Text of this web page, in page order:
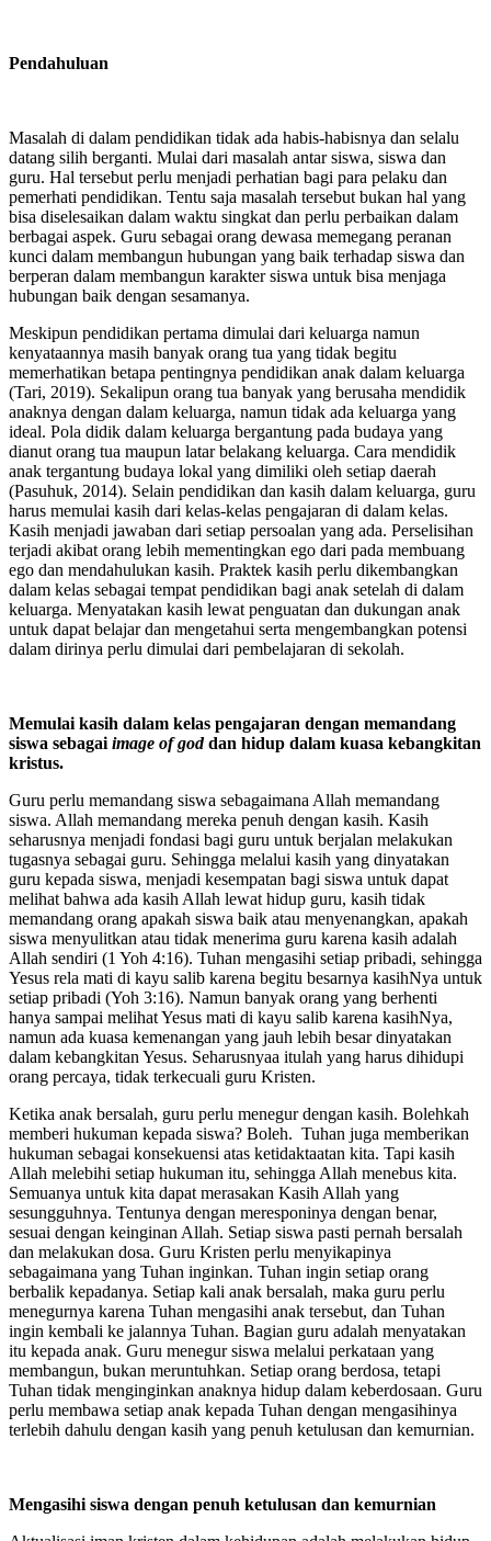
Pendahuluan
Masalah di dalam pendidikan tidak ada habis-habisnya dan selalu
datang silih berganti. Mulai dari masalah antar siswa, siswa dan
guru. Hal tersebut perlu menjadi perhatian bagi para pelaku dan
pemerhati pendidikan. Tentu saja masalah tersebut bukan hal yang
bisa diselesaikan dalam waktu singkat dan perlu perbaikan dalam
berbagai aspek. Guru sebagai orang dewasa memegang peranan
kunci dalam membangun hubungan yang baik terhadap siswa dan
berperan dalam membangun karakter siswa untuk bisa menjaga
hubungan baik dengan sesamanya.
Meskipun pendidikan pertama dimulai dari keluarga namun
kenyataannya masih banyak orang tua yang tidak begitu
memerhatikan betapa pentingnya pendidikan anak dalam keluarga
(Tari, 2019). Sekalipun orang tua banyak yang berusaha mendidik
anaknya dengan dalam keluarga, namun tidak ada keluarga yang
ideal. Pola didik dalam keluarga bergantung pada budaya yang
dianut orang tua maupun latar belakang keluarga. Cara mendidik
anak tergantung budaya lokal yang dimiliki oleh setiap daerah
(Pasuhuk, 2014). Selain pendidikan dan kasih dalam keluarga, guru
harus memulai kasih dari kelas-kelas pengajaran di dalam kelas.
Kasih menjadi jawaban dari setiap persoalan yang ada. Perselisihan
terjadi akibat orang lebih mementingkan ego dari pada membuang
ego dan mendahulukan kasih. Praktek kasih perlu dikembangkan
dalam kelas sebagai tempat pendidikan bagi anak setelah di dalam
keluarga. Menyatakan kasih lewat penguatan dan dukungan anak
untuk dapat belajar dan mengetahui serta mengembangkan potensi
dalam dirinya perlu dimulai dari pembelajaran di sekolah.
Memulai kasih dalam kelas pengajaran dengan memandang
siswa sebagai image of goddan hidup dalam kuasa kebangkitan
kristus.
Guru perlu memandang siswa sebagaimana Allah memandang
siswa. Allah memandang mereka penuh dengan kasih. Kasih
seharusnya menjadi fondasi bagi guru untuk berjalan melakukan
tugasnya sebagai guru. Sehingga melalui kasih yang dinyatakan
guru kepada siswa, menjadi kesempatan bagi siswa untuk dapat
melihat bahwa ada kasih Allah lewat hidup guru, kasih tidak
memandang orang apakah siswa baik atau menyenangkan, apakah
siswa menyulitkan atau tidak menerima guru karena kasih adalah
Allah sendiri (1 Yoh 4:16). Tuhan mengasihi setiap pribadi, sehingga
Yesus rela mati di kayu salib karena begitu besarnya kasihNya untuk
setiap pribadi (Yoh 3:16). Namun banyak orang yang berhenti
hanya sampai melihat Yesus mati di kayu salib karena kasihNya,
namun ada kuasa kemenangan yang jauh lebih besar dinyatakan
dalam kebangkitan Yesus. Seharusnyaa itulah yang harus dihidupi
orang percaya, tidak terkecuali guru Kristen.
Ketika anak bersalah, guru perlu menegur dengan kasih. Bolehkah
memberi hukuman kepada siswa? Boleh. Tuhan juga memberikan
hukuman sebagai konsekuensi atas ketidaktaatan kita. Tapi kasih
Allah melebihi setiap hukuman itu, sehingga Allah menebus kita.
Semuanya untuk kita dapat merasakan Kasih Allah yang
sesungguhnya. Tentunya dengan meresponinya dengan benar,
sesuai dengan keinginan Allah. Setiap siswa pasti pernah bersalah
dan melakukan dosa. Guru Kristen perlu menyikapinya
sebagaimana yang Tuhan inginkan. Tuhan ingin setiap orang
berbalik kepadanya. Setiap kali anak bersalah, maka guru perlu
menegurnya karena Tuhan mengasihi anak tersebut, dan Tuhan
ingin kembali ke jalannya Tuhan. Bagian guru adalah menyatakan
itu kepada anak. Guru menegur siswa melalui perkataan yang
membangun, bukan meruntuhkan. Setiap orang berdosa, tetapi
Tuhan tidak menginginkan anaknya hidup dalam keberdosaan. Guru
perlu membawa setiap anak kepada Tuhan dengan mengasihinya
terlebih dahulu dengan kasih yang penuh ketulusan dan kemurnian.
Mengasihi siswa dengan penuh ketulusan dan kemurnian